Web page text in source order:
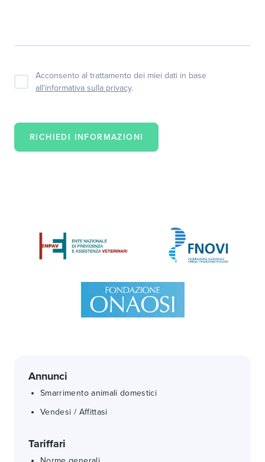
Acconsento al trattamento dei miei dati in base
all'informativa sulla privacy.
RICHIEDI INFORMAZIONI
Annunci
Smarrimento animali domestici
Vendesi / Affittasi
Tariffari